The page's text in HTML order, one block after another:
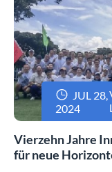
 JUL 28,
2024
Vierzehn Jahre
für neue